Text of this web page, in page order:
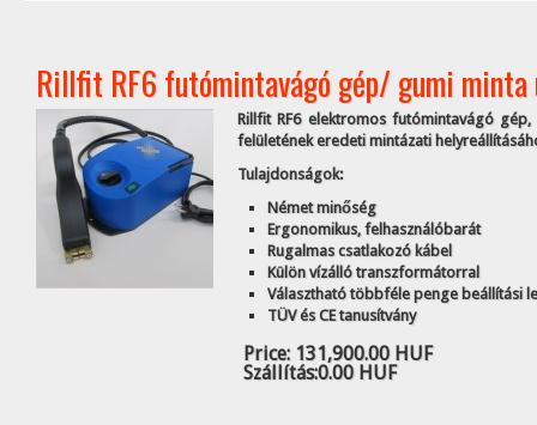
Rillfit RF6 futómintavágó gép/ gumi minta
Rillfit RF6 elektromos futómintavágó
felületének eredeti mintázati
Tulajdonságok:
Német minőség
Ergonomikus, felhasználóbarát
Rugalmas csatlakozó kábel
Külön vízálló transzformátorral
Választható többféle penge beállítási
TÜV és CE tanusítvány
Price: 131,900.00 HUF
Szállítás:0.00 HUF